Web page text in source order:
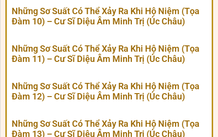
Những Sơ Suất Có Thể Xảy Ra Khi Hộ Niệm (Tọa
Đàm 10) – Cư Sĩ Diệu Âm Minh Trị (Úc Châu)
Những Sơ Suất Có Thể Xảy Ra Khi Hộ Niệm (Tọa
Đàm 11) – Cư Sĩ Diệu Âm Minh Trị (Úc Châu)
Những Sơ Suất Có Thể Xảy Ra Khi Hộ Niệm (Tọa
Đàm 12) – Cư Sĩ Diệu Âm Minh Trị (Úc Châu)
Những Sơ Suất Có Thể Xảy Ra Khi Hộ Niệm (Tọa
Đàm 13) – Cư Sĩ Diệu Âm Minh Trị (Úc Châu)